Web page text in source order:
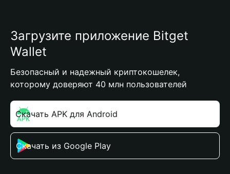
Загрузите приложение Bitget
Wallet
Безопасный и надежный криптокошелек,
которому доверяют 40 млн пользователей
Скачать APK для Android
Скачать из Google Play